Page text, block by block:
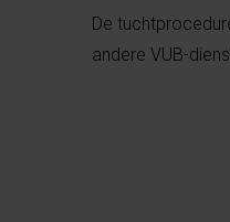
De
andere VUB-